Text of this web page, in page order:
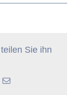
Sie ihn
E-